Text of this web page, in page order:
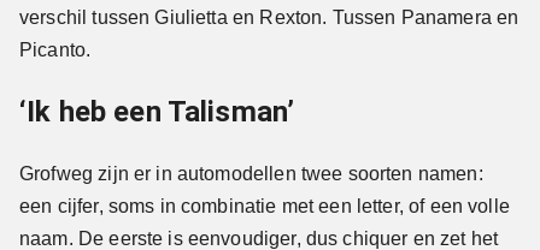
verschil tussen Giulietta en Rexton. Tussen Panamera en
Picanto.
‘Ik heb een Talisman’
Grofweg zijn er in automodellen twee soorten namen:
een cijfer, soms in combinatie met een letter, of een volle
naam. De eerste is eenvoudiger, dus chiquer en zet het